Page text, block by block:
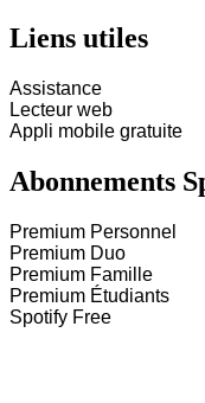
Liens utiles
Assistance
Lecteur web
Appli mobile gratuite
Abonnements
Premium Personnel
Premium Duo
Premium Famille
Premium Étudiants
Spotify Free